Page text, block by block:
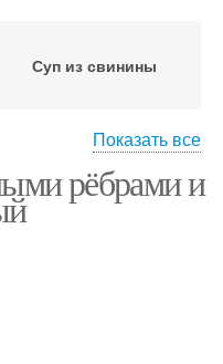
Суп из свинины
Грибной суп
Показать все
рёбрами и